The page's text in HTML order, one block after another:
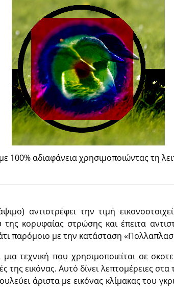
100% αδιαφάνεια χρησιμοποιώντας τη
αντιστρέφει την τιμή
της κορυφαίας στρώσης και έπειτα
παρόμοιο με την κατάσταση «
τεχνική που χρησιμοποιείται σε
της εικόνας. Αυτό δίνει λεπτομέρειες
άριστα με εικόνας κλίμακας του